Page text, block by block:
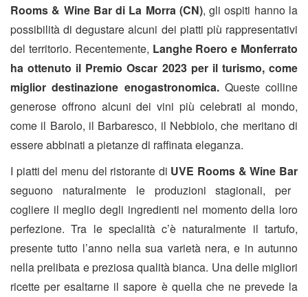
Rooms & Wine Bar di La Morra (CN), gli ospiti hanno la
possibilità di degustare alcuni dei piatti più rappresentativi
del territorio. Recentemente, Langhe Roero e Monferrato
ha ottenuto il Premio Oscar 2023 per il turismo, come
miglior destinazione enogastronomica.Queste colline
generose offrono alcuni dei vini più celebrati al mondo,
come il Barolo, il Barbaresco, il Nebbiolo, che meritano di
essere abbinati a pietanze di raffinata eleganza.
I piatti del menu del ristorante di UVE Rooms & Wine Bar
seguono naturalmente le produzioni stagionali, per
cogliere il meglio degli ingredienti nel momento della loro
perfezione. Tra le specialità c’è naturalmente il tartufo,
presente tutto l’anno nella sua varietà nera, e in autunno
nella prelibata e preziosa qualità bianca. Una delle migliori
ricette per esaltarne il sapore è quella che ne prevede la